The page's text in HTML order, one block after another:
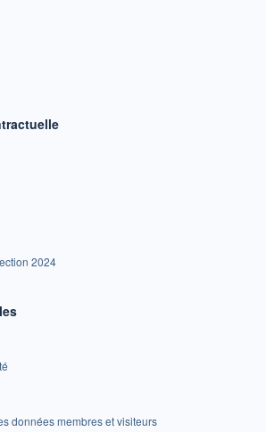
2024
données membres et visiteurs